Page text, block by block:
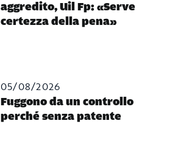
aggredito, Uil Fp: «Serve
certezza della pena»
05/08/2026
Fuggono da un controllo
perché senza patente